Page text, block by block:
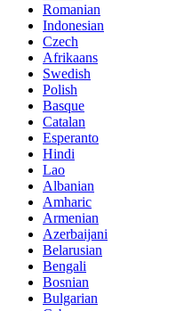
Romanian
Indonesian
Czech
Afrikaans
Swedish
Polish
Basque
Catalan
Esperanto
Hindi
Lao
Albanian
Amharic
Armenian
Azerbaijani
Belarusian
Bengali
Bosnian
Bulgarian